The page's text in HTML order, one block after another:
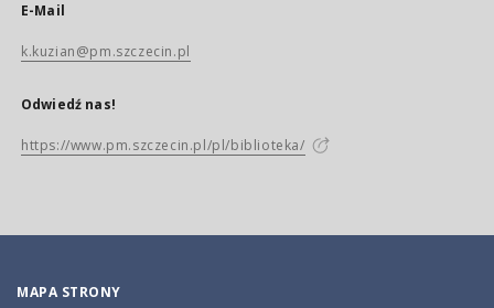
E-Mail
k.kuzian@pm.szczecin.pl
Odwiedź nas!
https://www.pm.szczecin.pl/pl/biblioteka/
MAPA STRONY